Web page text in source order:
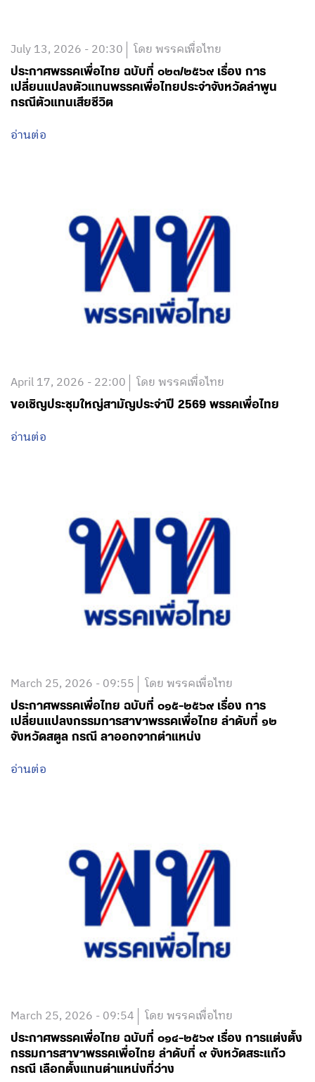
July 13, 2026 - 20:30 โดย พรรคเพื่อไทย
ประกาศพรรคเพื่อไทย ฉบับที่ ๐๒๓/๒๕๖๙ เรื่อง การ
เปลี่ยนแปลงตัวแทนพรรคเพื่อไทยประจำจังหวัดลำพูน
กรณีตัวแทนเสียชีวิต
อ่านต่อ
April 17, 2026 - 22:00 โดย พรรคเพื่อไทย
ขอเชิญประชุมใหญ่สามัญประจำปี 2569 พรรคเพื่อไทย
อ่านต่อ
March 25, 2026 - 09:55 โดย พรรคเพื่อไทย
ประกาศพรรคเพื่อไทย ฉบับที่ ๐๑๕-๒๕๖๙ เรื่อง การ
เปลี่ยนแปลงกรรมการสาขาพรรคเพื่อไทย ลำดับที่ ๑๒
จังหวัดสตูล กรณี ลาออกจากตำแหน่ง
อ่านต่อ
March 25, 2026 - 09:54 โดย พรรคเพื่อไทย
ประกาศพรรคเพื่อไทย ฉบับที่ ๐๑๔-๒๕๖๙ เรื่อง การแต่งตั้ง
กรรมการสาขาพรรคเพื่อไทย ลำดับที่ ๙ จังหวัดสระแก้ว
กรณี เลือกตั้งแทนตำแหน่งที่ว่าง